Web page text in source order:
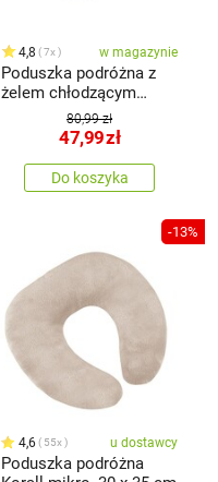
4,8 7x w magazynie
Poduszka podróżna z
żelem chłodzącym
ciemnoszary
80,99 zł
47,99zł
Do koszyka
-13%
4,6 55x u dostawcy
Poduszka podróżna